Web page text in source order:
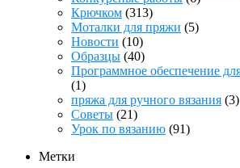
Крючком (313)
Моталки для пряжи (5)
Новости (10)
Образцы (40)
Программное обеспечение
(1)
пряжа для ручного вязания (3)
Советы (21)
Урок по вязанию (91)
Метки